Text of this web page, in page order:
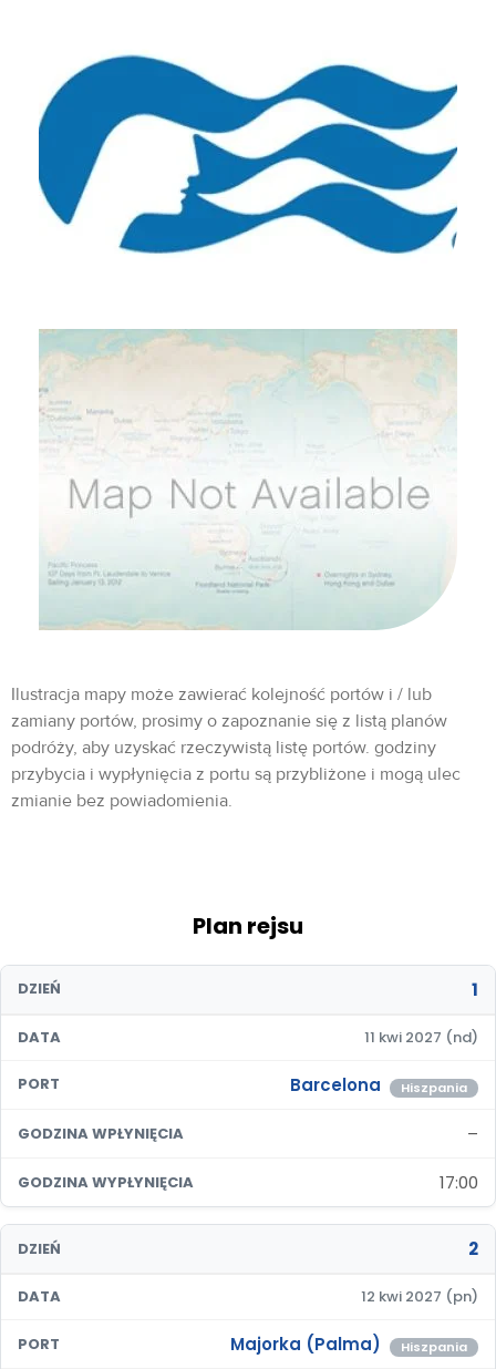
Ilustracja mapy może zawierać kolejność portów i / lub
zamiany portów, prosimy o zapoznanie się z listą planów
podróży, aby uzyskać rzeczywistą listę portów. godziny
przybycia i wypłynięcia z portu są przybliżone i mogą ulec
zmianie bez powiadomienia.
Plan rejsu
DZIEŃ 1
DATA 11 kwi 2027 (nd)
PORT Barcelona Hiszpania
GODZINA WPŁYNIĘCIA –
GODZINA WYPŁYNIĘCIA 17:00
DZIEŃ 2
DATA 12 kwi 2027 (pn)
PORT Majorka (Palma) Hiszpania